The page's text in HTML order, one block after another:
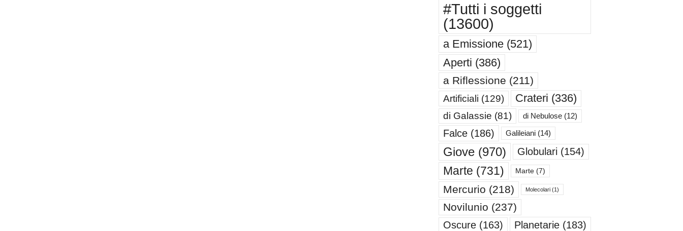
#Tutti i soggetti
(13600)
a Emissione(521)
Aperti (386)
a Riflessione (211)
Artificiali (129) Crateri (336)
di Galassie (81) di Nebulose(12)
Falce(186) Galileiani(14)
Giove(970) Globulari (154)
Marte (731) Marte(7)
Mercurio (218) Molecolari(1)
Novilunio (237)
Oscure(163) Planetarie(183)